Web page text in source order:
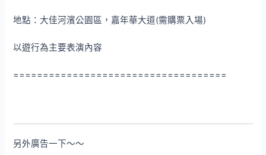
地點：大佳河濱公園區，嘉年華大道(需購票入場)
以遊行為主要表演內容
====================================
另外廣告一下～～